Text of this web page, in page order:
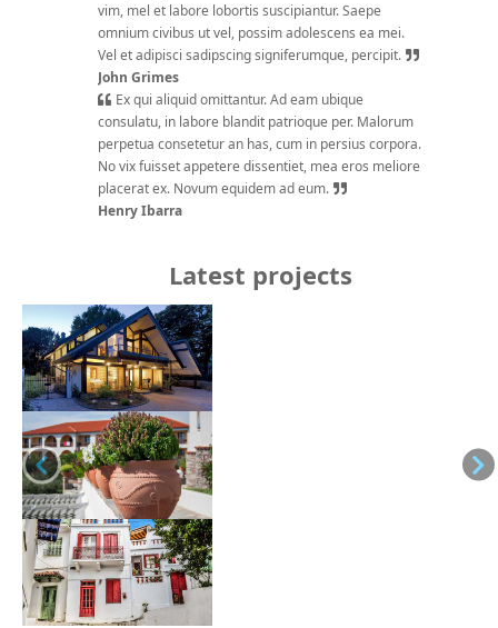
vim, mel et labore lobortis suscipiantur. Saepe
omnium civibus ut vel, possim adolescens ea mei.
Vel et adipisci sadipscing signiferumque, percipit.
John Grimes
Ex qui aliquid omittantur. Ad eam ubique
consulatu, in labore blandit patrioque per. Malorum
perpetua consetetur an has, cum in persius corpora.
No vix fuisset appetere dissentiet, mea eros meliore
placerat ex. Novum equidem ad eum.
Henry Ibarra
Latest projects